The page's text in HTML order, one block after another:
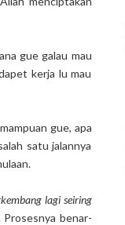
gue galau mau
kerja lu mau
gue, apa
satu jalannya
lagi seiring
Prosesnya benar-